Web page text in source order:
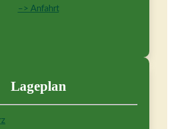
–> Anfahrt
Lageplan